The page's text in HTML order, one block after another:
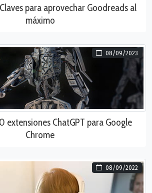
para aprovechar Goodreads al
máximo
08/09/2023
extensiones ChatGPT para Google
Chrome
08/09/2022